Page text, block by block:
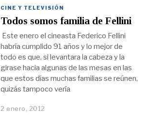
CINE Y TELEVISIÓN
Todos somos familia de Fellini
Este enero el cineasta Federico Fellini
habría cumplido 91 años y lo mejor de
todo es que, si levantara la cabeza y la
girase hacia algunas de las mesas en las
que estos días muchas familias se reúnen,
quizás tampoco vería
2 enero, 2012